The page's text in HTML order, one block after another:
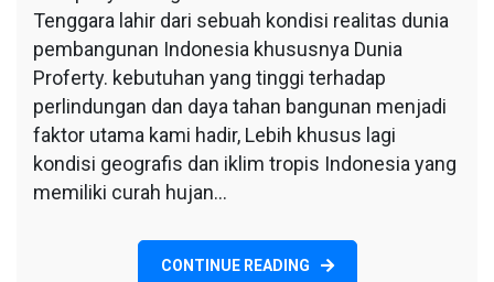
bakar
Tenggara
Tenggara lahir dari sebuah kondisi realitas dunia
pembangunan Indonesia khususnya Dunia
Proferty. kebutuhan yang tinggi terhadap
perlindungan dan daya tahan bangunan menjadi
faktor utama kami hadir, Lebih khusus lagi
kondisi geografis dan iklim tropis Indonesia yang
memiliki curah hujan…
CONTINUE READING